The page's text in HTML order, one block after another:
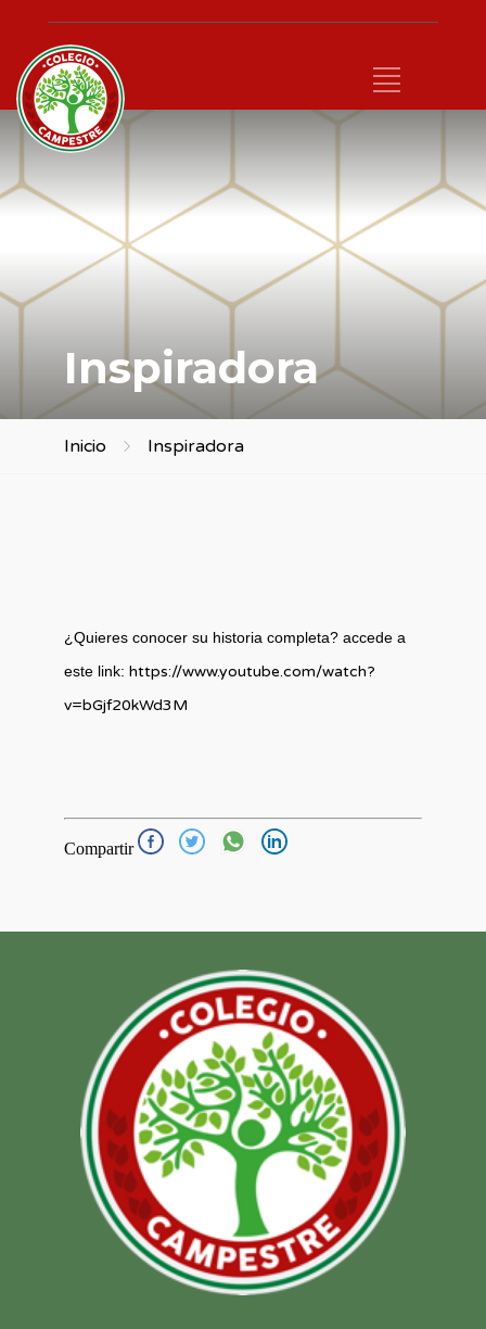
Inspiradora
Inicio Inspiradora
¿Quieres conocer su historia completa? accede a
este link: https://www.youtube.com/watch?
v=bGjf20kWd3M
Compartir